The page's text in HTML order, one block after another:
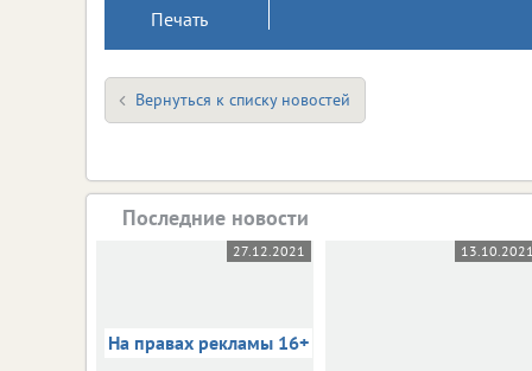
Печать
Вернуться к списку новостей
Последние новости
27.12.2021
На правах рекламы 16+
13.10.2021